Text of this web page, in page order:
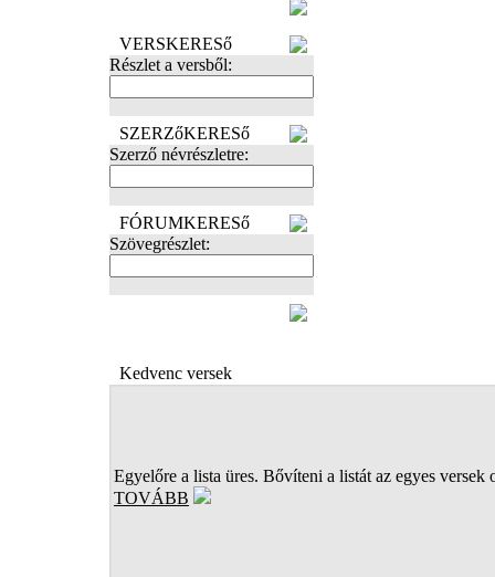
VERSKERESő
Részlet a versből:
SZERZőKERESő
Szerző névrészletre:
FÓRUMKERESő
Szövegrészlet:
Kedvenc versek
Egyelőre a lista üres. Bővíteni a listát az egyes versek
TOVÁBB